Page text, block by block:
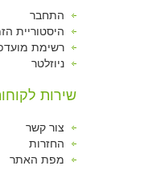
התחבר
היסטוריית
רשימת
ניוזלטר
שירות
צור קשר
החזרות
מפת האתר